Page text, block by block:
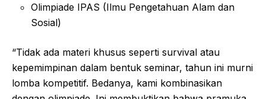
Olimpiade IPAS (Ilmu Pengetahuan Alam dan
Sosial)
“Tidak ada materi khusus seperti survival atau
kepemimpinan dalam bentuk seminar, tahun ini murni
lomba kompetitif. Bedanya, kami kombinasikan